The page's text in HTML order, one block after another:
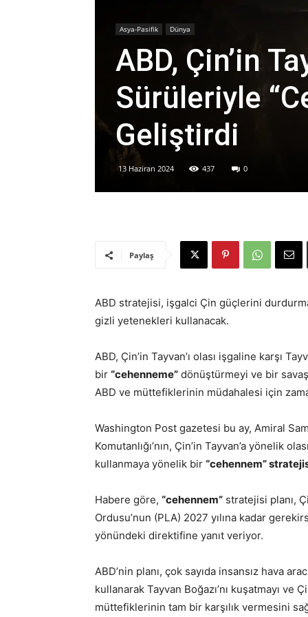
Asya-Pasifik Dünya
ABD, Çin’in
Sürüleriyle
Geliştirdi
13 Haziran 2024 437 0
Paylaş
ABD stratejisi, işgalci Çin güçlerini
gizli yetenekleri kullanacak.
ABD, Çin’in Tayvan’ı olası işgaline karşı
bir “cehenneme” dönüştürmeyi ve bir
ABD ve müttefiklerinin müdahalesi için
Washington Post gazetesi bu ay, Amiral
Komutanlığı’nın, Çin’in Tayvan’a yönelik
kullanmaya yönelik bir “cehennem”
Habere göre, “cehennem” stratejisi planı,
Ordusu’nun (PLA) 2027 yılına kadar
yönündeki direktifine yanıt veriyor.
ABD’nin planı, çok sayıda insansız hava
kullanarak Tayvan Boğazı’nı kuşatmayı
müttefiklerinin tam bir karşılık vermesini